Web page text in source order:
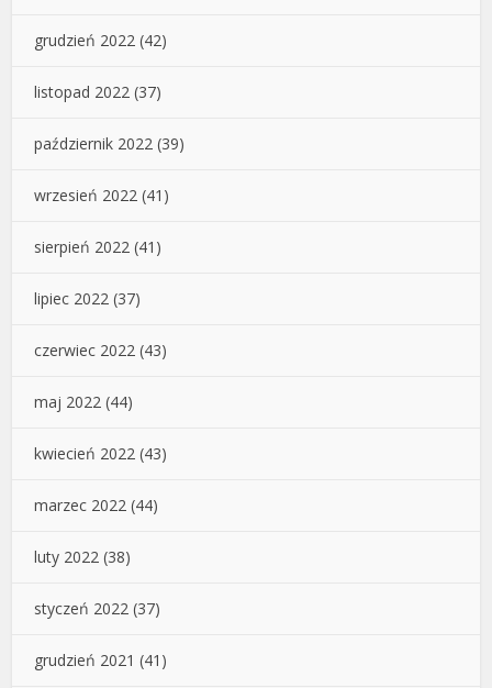
grudzień 2022 (42)
listopad 2022 (37)
październik 2022 (39)
wrzesień 2022 (41)
sierpień 2022 (41)
lipiec 2022 (37)
czerwiec 2022 (43)
maj 2022 (44)
kwiecień 2022 (43)
marzec 2022 (44)
luty 2022 (38)
styczeń 2022 (37)
grudzień 2021 (41)